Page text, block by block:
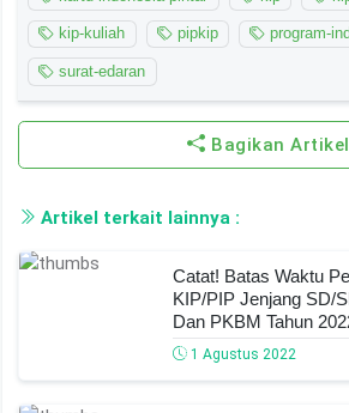
kip-kuliah pipkip program-
surat-edaran
Bagikan Artikel
Artikel terkait lainnya :
Catat! Batas Waktu
KIP/PIP Jenjang SD/
Dan PKBM Tahun
1 Agustus 2022